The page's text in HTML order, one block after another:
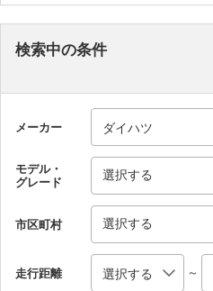
検索中の条件
メーカー
モデル・
グレード
選択する
市区町村 選択する
走行距離 ～